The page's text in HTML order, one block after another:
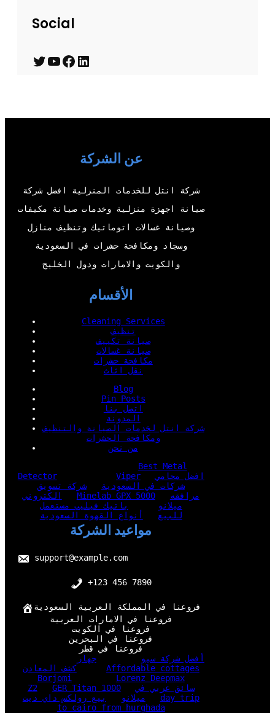
Social
T
r
Y
e
F
o
k
L
d
I
n
عن الشركة
شركة انتل للخدمات المنزلية افضل شركة
صيانة اجهزة منزلية وخدمات صيانة مكيفات
وصيانة غسالات اتوماتيك وتنظيف منازل
وسجاد ومكافحة حشرات في السعودية
والكويت والامارات ودول الخليج
الأقسام
Cleaning Services
تنظيف
صيانة تكييف
صيانة غسالات
مكافحة حشرات
نقل اثاث
Blog
Pin Posts
اتصل بنا
المدونة
شركة انتل لخدمات الصيانة والتنظيف
ومكافحة الحشرات
من نحن
Best Metal
Detector
Viper
افضل محامي
شركات في السعودية
شركة تسويق
الكتروني
Minelab GPX 5000
مرافقه
ميلانو
باتيك فيليب مستعمل
للبيع
أنواع القهوة السعودية
مواعيد الشركة
support@example.com
+123 456 7890
فروعنا في المملكة العربية السعودية
فروعنا في الامارات العربية
فروعنا في الكويت
فروعنا في البحرين
فروعنا في قطر
أفضل شركة سيو
جهاز
كشف المعادن
Affordable cottages
Borjomi
Lorenz Deepmax
Z2
GER Titan 1000
سائق عربي في
ميلانو
بيع رولكس داي ديت
day trip
to cairo from hurghada